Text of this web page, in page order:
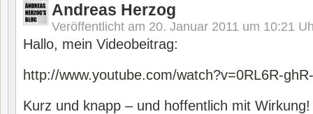
Andreas Herzog
Veröffentlicht am 20. Januar 2011 um 10:21
Hallo, mein Videobeitrag:
http://www.youtube.com/watch?v=0RL6R-
Kurz und knapp – und hoffentlich mit